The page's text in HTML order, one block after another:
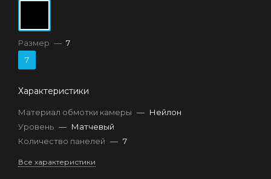
Размер — 7
7
Характеристики
Материал обмотки камеры — Нейлон
Уровень — Матчевый
Количество панелей — 7
Все характеристики